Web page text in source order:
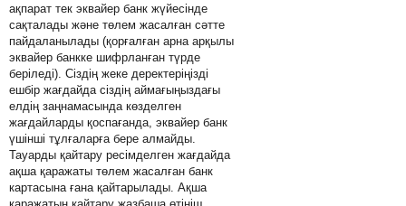
ақпарат тек эквайер банк жүйесінде
сақталады және төлем жасалған сәтте
пайдаланылады (қорғалған арна арқылы
эквайер банкке шифрланған түрде
беріледі). Сіздің жеке деректеріңізді
ешбір жағдайда сіздің аймағыңыздағы
елдің заңнамасында көзделген
жағдайларды қоспағанда, эквайер банк
үшінші тұлғаларға бере алмайды.
Тауарды қайтару ресімделген жағдайда
ақша қаражаты төлем жасалған банк
картасына ғана қайтарылады. Ақша